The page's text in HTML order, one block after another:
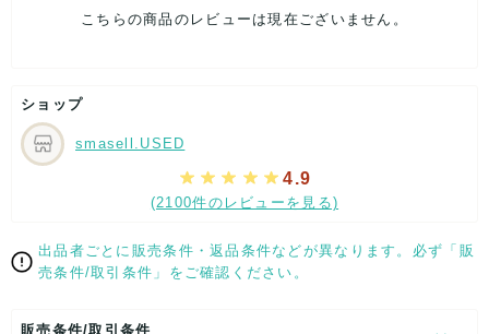
目立った傷や汚れなし
ダメージがある場合はできる限り、撮影しておりますので、
ご確認下さいませ。
【 サイズ・容量 】
頭回り（内寸）：約57cm
【 商品札 】
なし
こちらの商品のレビューは現在ございません。
ショップ
smasell.USED
4.9
(2100件のレビューを見る)
出品者ごとに販売条件・返品条件などが異なります。必ず「販
売条件/取引条件」をご確認ください。
販売条件/取引条件